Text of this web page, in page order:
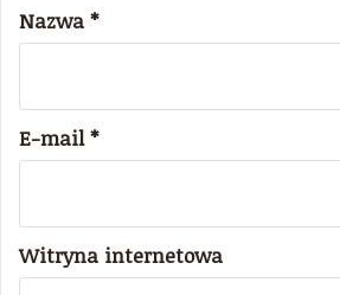
Nazwa *
E-mail*
Witryna internetowa